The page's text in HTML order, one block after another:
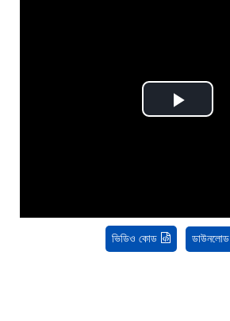
Play
ভিডিও কোড ডাউনলোড